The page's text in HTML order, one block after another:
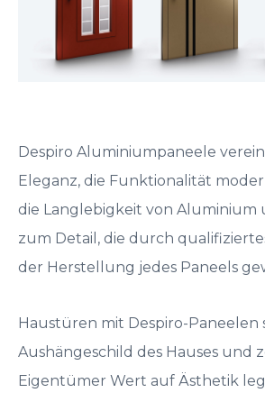
Despiro Aluminiumpaneele
Eleganz, die Funktionalität
die Langlebigkeit von Aluminium
zum Detail, die durch
der Herstellung jedes Paneels
Haustüren mit Despiro-Paneelen
Aushängeschild des Hauses und
Eigentümer Wert auf Ästhetik